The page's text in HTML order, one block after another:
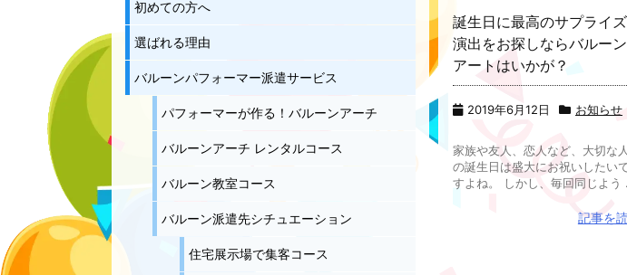
誕生日に最高のサプライズ
演出をお探しならバルーン
アートはいかが？
2019年6月12日 お知らせ
家族や友人、恋人など、大切な人
の誕生日は盛大にお祝いしたい
すよね。 しかし、毎回同じよう
記事を
初めての方へ
選ばれる理由
バルーンパフォーマー派遣サービス
パフォーマーが作る！バルーンアーチ
バルーンアーチ レンタルコース
バルーン教室コース
バルーン派遣先シチュエーション
住宅展示場で集客コース